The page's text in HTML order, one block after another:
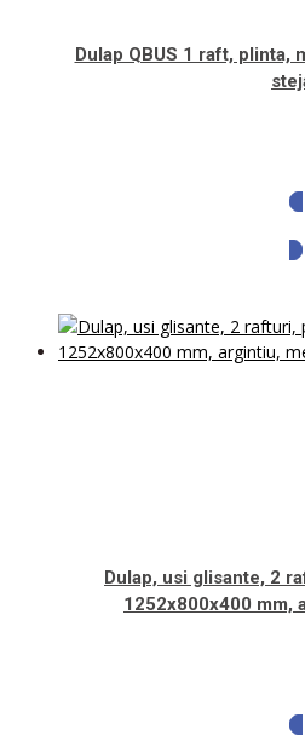
Dulap QBUS 1 raft, plinta,
Dulap, usi glisante, 2
1252x800x400 mm,